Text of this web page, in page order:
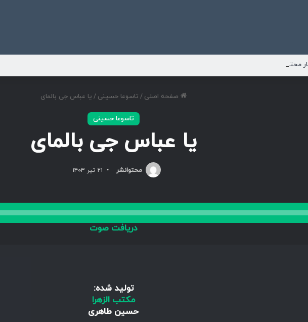
محتوای مناسبتی و موضوعی
صفحه اصلی / تاسوعا حسینی / یا عباس جی بالمای
تاسوعا حسینی
یا عباس جی بالمای
محتوانشر ۲۱ تیر ۱۴۰۳
دریافت صوت
تولید شده:
مکتب الزهرا
حسین طاهری